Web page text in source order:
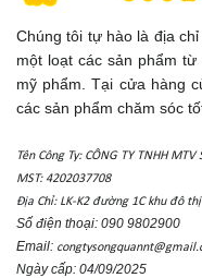
Chúng tôi tự hào là địa
một loạt các sản phẩm
mỹ phẩm. Tại cửa hàng
các sản phẩm chăm sóc
Tên Công Ty: CÔNG TY TNHH
MST: 4202037708
Địa Chỉ: LK-K2 đường 1C khu đô
Số điện thoại: 090 9802900
Email:
Ngày cấp: 04/09/2025